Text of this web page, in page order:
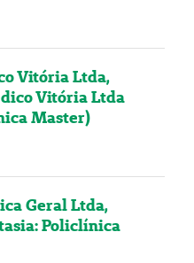
Vitória Ltda,
Vitória Ltda
Master)
Geral Ltda,
Policlínica